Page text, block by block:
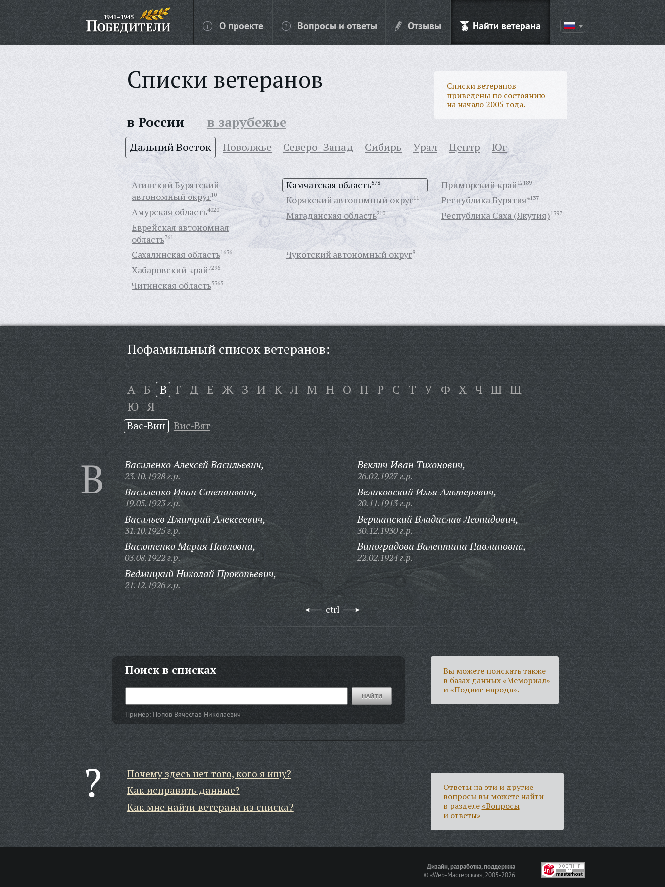
О проекте Вопросы и ответы Отзывы Найти ветерана
Списки ветеранов
Списки ветеранов
приведены по состоянию
на начало 2005 года.
в России в зарубежье
Дальний Восток Поволжье Северо-Запад Сибирь Урал Центр Юг
Агинский Бурятский
автономный округ10
Амурская область4020
Еврейская автономная
область761
Камчатская область578
Корякский автономный округ11
Магаданская область210
Приморский край12189
Республика Бурятия4137
Республика Саха (Якутия)1397
Сахалинская область1636
Хабаровский край7296
Читинская область5365
Чукотский автономный округ8
Пофамильный список ветеранов:
А Б В Г Д Е Ж З И К Л М Н О П Р С Т У Ф Х Ч Ш Щ
Ю Я
Вас-Вин Вис-Вят
В Василенко Алексей Васильевич,
23.10.1928 г.р.
Василенко Иван Степанович,
19.05.1923 г.р.
Васильев Дмитрий Алексеевич,
31.10.1925 г.р.
Васютенко Мария Павловна,
03.08.1922 г.р.
Ведмицкий Николай Прокопьевич,
21.12.1926 г.р.
Веклич Иван Тихонович,
26.02.1927 г.р.
Великовский Илья Альтерович,
20.11.1913 г.р.
Вершанский Владислав Леонидович,
30.12.1930 г.р.
Виноградова Валентина Павлиновна,
22.02.1924 г.р.
ctrl
Поиск в списках
Пример: Попов Вячеслав Николаевич
Вы можете поискать также
в базах данных «Мемориал»
и «Подвиг народа».
Почему здесь нет того, кого я ищу?
Как исправить данные?
Как мне найти ветерана из списка?
Ответы на эти и другие
вопросы вы можете найти
в разделе«Вопросы
и ответы»
Дизайн, разработка, поддержка
©«Web-Мастерская» , 2005-2026